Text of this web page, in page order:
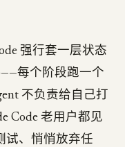
强行套一层状态
每个阶段跑一个
不负责给自己打
Code 老用户都见
试、悄悄放弃任